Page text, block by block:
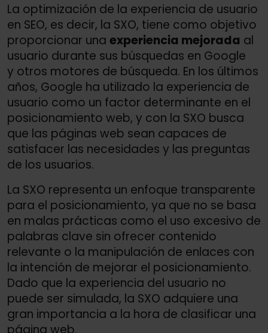
La optimización de la experiencia de usuario
en SEO, es decir, la SXO, tiene como objetivo
proporcionar una experiencia mejorada al
usuario durante sus búsquedas en Google
y otros motores de búsqueda. En los últimos
años, Google ha utilizado la experiencia de
usuario como un factor determinante en el
posicionamiento web, y con la SXO busca
que las páginas web sean capaces de
satisfacer las necesidades y las preguntas
de los usuarios.
La SXO representa un enfoque transparente
para el posicionamiento, ya que no se basa
en malas prácticas como el uso excesivo de
palabras clave sin ofrecer contenido
relevante o la manipulación de enlaces con
la intención de mejorar el posicionamiento.
Dado que la experiencia del usuario no
puede ser simulada, la SXO adquiere una
gran importancia a la hora de clasificar una
página web.